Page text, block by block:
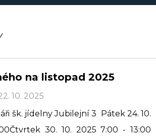
na listopad 2025
10. 2025
šk. jídelny Jubilejní 3 Pátek 24. 10.
30. 10. 2025 7:00 - 13:00